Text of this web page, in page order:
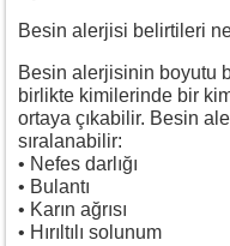
Besin alerjisi belirtileri
Besin alerjisinin boyutu
birlikte kimilerinde bir
ortaya çıkabilir. Besin
sıralanabilir:
• Nefes darlığı
• Bulantı
• Karın ağrısı
• Hırıltılı solunum